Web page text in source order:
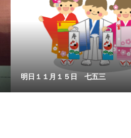
明日１１月１５日 七五三